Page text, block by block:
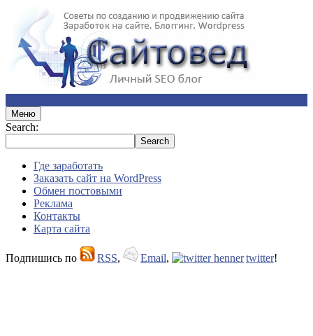
Меню
Search:
Где заработать
Заказать сайт на WordPress
Обмен постовыми
Реклама
Контакты
Карта сайта
Подпишись по RSS, Email, twitter!